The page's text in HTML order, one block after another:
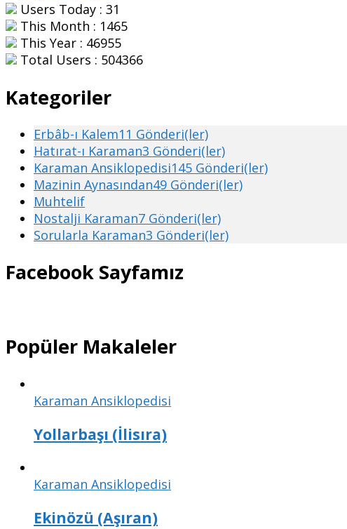
Users Today : 31
This Month : 1465
This Year : 46955
Total Users : 504366
Kategoriler
Erbâb-ı Kalem11 Gönderi(ler)
Hatırat-ı Karaman3 Gönderi(ler)
Karaman Ansiklopedisi145 Gönderi(ler)
Mazinin Aynasından49 Gönderi(ler)
Muhtelif
Nostalji Karaman7 Gönderi(ler)
Sorularla Karaman3 Gönderi(ler)
Facebook Sayfamız
Popüler Makaleler
Karaman Ansiklopedisi
Yollarbaşı (İlisıra)
Karaman Ansiklopedisi
Ekinözü (Aşıran)